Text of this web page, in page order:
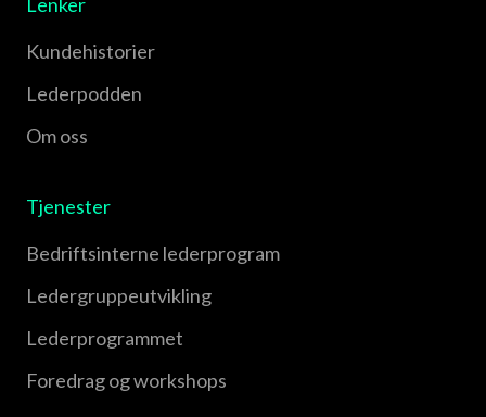
Lenker
Kundehistorier
Lederpodden
Om oss
Tjenester
Bedriftsinterne lederprogram
Leder­gruppe­utvikling
Leder­programmet
Foredrag og workshops